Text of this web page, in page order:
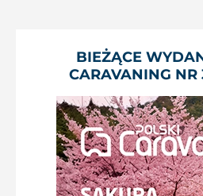
BIEŻĄCE
CARAVANING NR